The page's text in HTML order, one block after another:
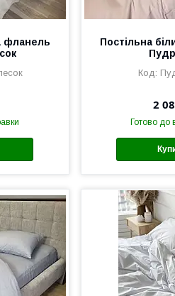
фланель
Постільна
2
Готово до